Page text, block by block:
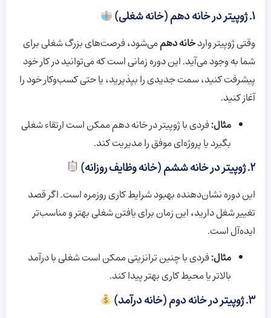
۱. ژوپیتر در خانه دهم (خانه شغلی)
وقتی ژوپیتر واردخانه دهممی‌شود، فرصت‌های بزرگ شغلی برای
شما به وجود می‌آید. این دوره زمانی است که می‌توانید در کار خود
پیشرفت کنید، سمت جدیدی را بپذیرید، یا حتی کسب‌وکار خود را
آغاز کنید.
مثال:فردی با ژوپیتر در خانه دهم ممکن است ارتقاء شغلی
بگیرد یا پروژه‌ای موفق را مدیریت کند.
۲. ژوپیتر در خانه ششم (خانه وظایف روزانه)
این دوره نشان‌دهنده بهبود شرایط کاری روزمره است. اگر قصد
تغییر شغل دارید، این زمان برای یافتن شغلی بهتر و مناسب‌تر
ایده‌آل است.
مثال:فردی با چنین ترانزیتی ممکن است شغلی با درآمد
بالاتر یا محیط کاری بهتر پیدا کند.
۳. ژوپیتر در خانه دوم (خانه درآمد)